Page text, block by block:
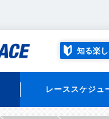
知る楽
レーススケジュ